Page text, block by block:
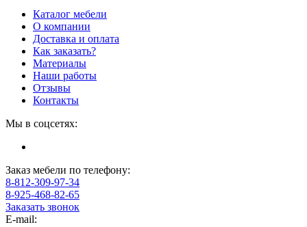
Каталог мебели
О компании
Доставка и оплата
Как заказать?
Материалы
Наши работы
Отзывы
Контакты
Мы в соцсетях:
Заказ мебели по телефону:
8-812-309-97-34
8-925-468-82-65
Заказать звонок
E-mail: